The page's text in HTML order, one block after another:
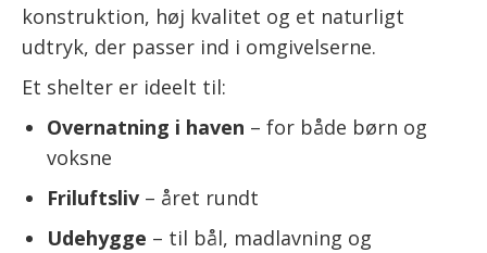
konstruktion, høj kvalitet og et naturligt
udtryk, der passer ind i omgivelserne.
Et shelter er ideelt til:
Overnatning i haven – for både børn og
voksne
Friluftsliv– året rundt
Udehygge – til bål, madlavning og